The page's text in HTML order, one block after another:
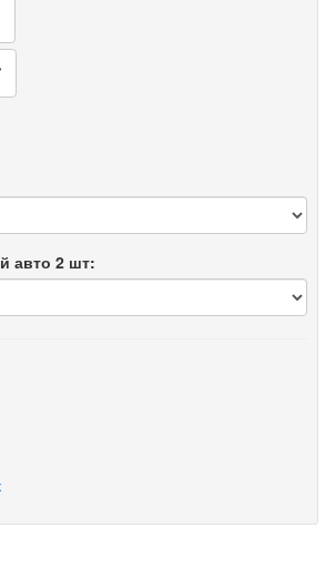
авто 2 шт: